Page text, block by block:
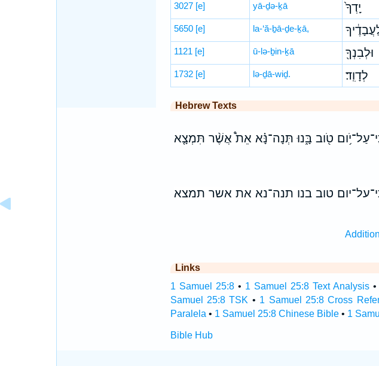
3027 [e] yā-ḏə-ḵā יָֽדְךָ֙
5650 [e] la-‘ă-ḇā-ḏe-ḵā,
1121 [e] ū-lə-ḇin-ḵā וּלְבִנְךָ֖
1732 [e] lə-ḏā-wiḏ. לְדָוִֽד׃
Hebrew Texts
טֹ֖וב בָּ֑נוּ תְּנָה־נָּ֗א אֵת֩ אֲשֶׁ֨ר תִּמְצָ֤א
טוב בנו תנה־נא את אשר תמצא
Links
1 Samuel 25:8• 1 Samuel 25:8 Text Analysis•
Samuel 25:8 TSK • 1 Samuel 25:8 Cross
Paralela • 1 Samuel 25:8 Chinese Bible• 1
Bible Hub